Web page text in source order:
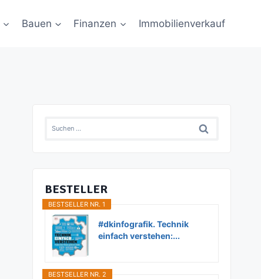
Bauen Finanzen Immobilienverkauf
Suchen
BESTELLER
BESTSELLER NR. 1
#dkinfografik. Technik
einfach verstehen:...
BESTSELLER NR. 2